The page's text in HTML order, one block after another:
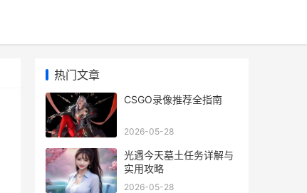
热门文章
CSGO录像推荐全指南
2026-05-28
光遇今天墓土任务详解与
实用攻略
2026-05-28